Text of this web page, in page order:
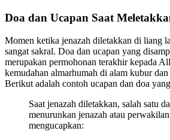
Doa dan Ucapan Saat
Momen ketika jenazah diletakkan di liang
sangat sakral. Doa dan ucapan yang
merupakan permohonan terakhir kepada
kemudahan almarhumah di alam kubur
Berikut adalah contoh ucapan dan doa
Saat jenazah diletakkan, salah satu
menurunkan jenazah atau
mengucapkan: